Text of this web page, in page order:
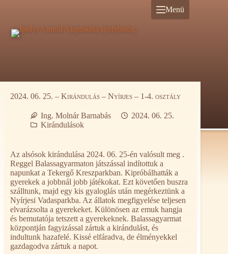
Menü
2024. 06. 25. – Kirándulás – Nyírjes – 1-4. osztály
Ing. Molnár Barnabás
2024. 06. 25.
Kirándulások
Az alsósok kirándulása 2024. 06. 25-én valósult meg .
Reggel Balassagyarmaton játszással indítottuk a
napunkat a Tekergő Kreszparkban. Kipróbálhatták a
gyerekek a jobbnál jobb játékokat. Ezt követően buszra
szálltunk, majd egy kis gyaloglás után megérkeztünk a
Nyírjesi Vadasparkba. Az állatok megfigyelése teljesen
elvarázsolta a gyerekeket. Különösen az emuk hangja
és bemutatója tetszett a gyerekeknek. Balassagyarmat
központján fagyizással zártuk a kirándulást, és
indultunk hazafelé. Kissé elfáradva, de élményekkel
gazdagodva zártuk a napot.